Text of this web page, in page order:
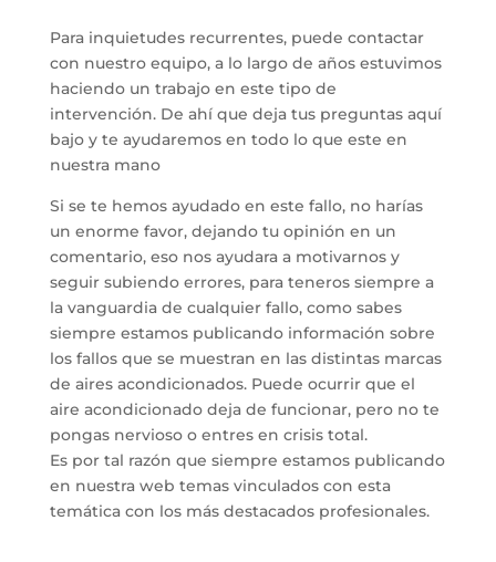
Para inquietudes recurrentes, puede contactar
con nuestro equipo, a lo largo de años estuvimos
haciendo un trabajo en este tipo de
intervención. De ahí que deja tus preguntas aquí
bajo y te ayudaremos en todo lo que este en
nuestra mano
Si se te hemos ayudado en este fallo, no harías
un enorme favor, dejando tu opinión en un
comentario, eso nos ayudara a motivarnos y
seguir subiendo errores, para teneros siempre a
la vanguardia de cualquier fallo, como sabes
siempre estamos publicando información sobre
los fallos que se muestran en las distintas marcas
de aires acondicionados. Puede ocurrir que el
aire acondicionado deja de funcionar, pero no te
pongas nervioso o entres en crisis total.
Es por tal razón que siempre estamos publicando
en nuestra web temas vinculados con esta
temática con los más destacados profesionales.